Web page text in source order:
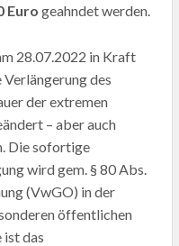
Euro geahndet werden.
28.07.2022 in Kraft
des
der extremen
– aber auch
Die sofortige
wird gem. § 80 Abs.
(VwGO) in der
öffentlichen
ist das